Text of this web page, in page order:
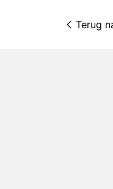
Terug